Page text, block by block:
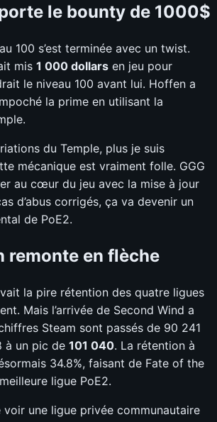
le bounty de 1000$
100 s’est terminée avec un twist.
mis 1 000 dollars en jeu pour
le niveau 100 avant lui. Hoffen a
la prime en utilisant la
du Temple, plus je suis
mécanique est vraiment folle. GGG
au cœur du jeu avec la mise à jour
d’abus corrigés, ça va devenir un
de PoE2.
remonte en flèche
la pire rétention des quatre ligues
Mais l’arrivée de Second Wind a
Steam sont passés de 90 241
à un pic de 101 040. La rétention à
34.8%, faisant de Fate of the
ligue PoE2.
voir une ligue privée communautaire